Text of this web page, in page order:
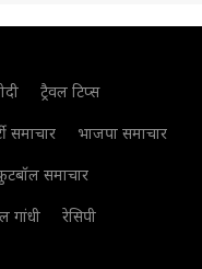
ट्रैवल टिप्स
समाचार
भाजपा समाचार
समाचार
गांधी
रेसिपी